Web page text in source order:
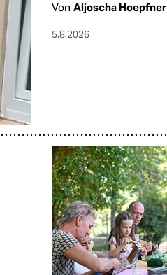
Von Aljoscha Hoepfner
5.8.2026